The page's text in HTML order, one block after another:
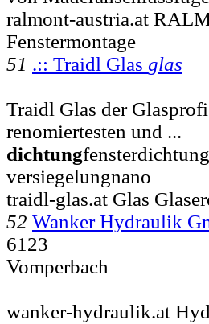
ralmont-austria.at
Fenstermontage
51 .:: Traidl Glas glas
Traidl Glas der
renomiertesten und ...
dichtung
versiegelungnano
traidl-glas.at Glas
52 Wanker Hydraulik
6123
Vomperbach
wanker-hydraulik.at